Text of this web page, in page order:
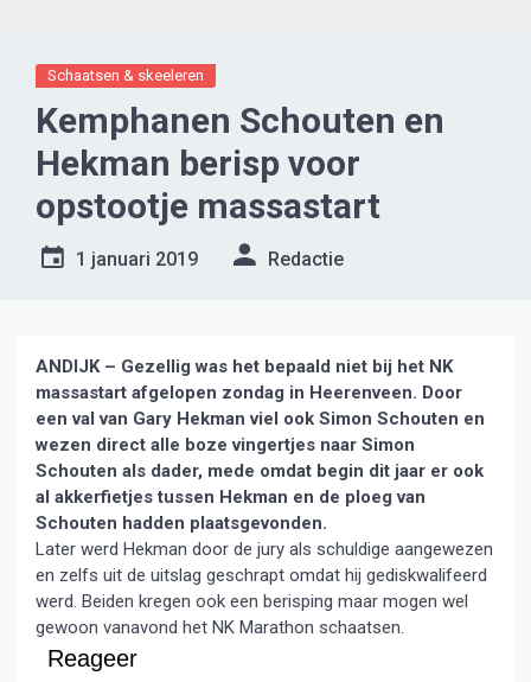
Schaatsen & skeeleren
Kemphanen Schouten en
Hekman berisp voor
opstootje massastart
1 januari 2019 Redactie
ANDIJK – Gezellig was het bepaald niet bij het NK
massastart afgelopen zondag in Heerenveen. Door
een val van Gary Hekman viel ook Simon Schouten en
wezen direct alle boze vingertjes naar Simon
Schouten als dader, mede omdat begin dit jaar er ook
al akkerfietjes tussen Hekman en de ploeg van
Schouten hadden plaatsgevonden.
Later werd Hekman door de jury als schuldige aangewezen
en zelfs uit de uitslag geschrapt omdat hij gediskwalifeerd
werd. Beiden kregen ook een berisping maar mogen wel
gewoon vanavond het NK Marathon schaatsen.
Reageer